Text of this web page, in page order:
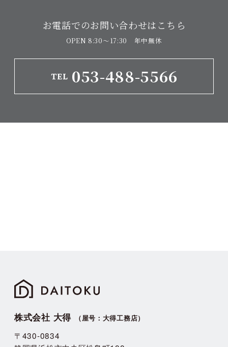
お電話でのお問い合わせはこちら
TEL 053-488-5566
OPEN 8:30〜17:30 年中無休
株式会社 大得 （屋号：大得工務店）
〒430-0834